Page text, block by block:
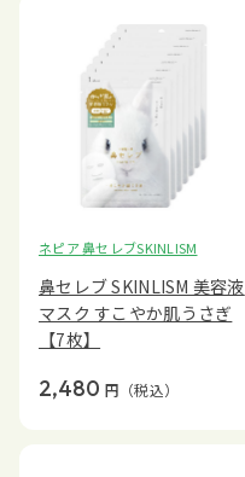
ネピア 鼻セレブSKINLISM
鼻セレブ SKINLISM 美容液
マスク すこやか肌うさぎ
【7枚】
2,480 円 （税込）